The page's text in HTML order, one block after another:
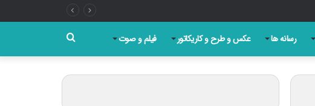
رسانه ها عکس و طرح و کاریکاتور فیلم و صوت
برای